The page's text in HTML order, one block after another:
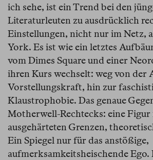
ich sehe, ist ein Trend bei den
Literaturleuten zu ausdrücklich
Einstellungen, nicht nur im Netz,
York. Es ist wie ein letztes
vom Dimes Square und einer
ihren Kurs wechselt: weg von der
Vorstellungskraft, hin zur
Klaustrophobie. Das genaue
Motherwell-Rechtecks: eine Figur
ausgehärteten Grenzen,
Ein Spiegel nur für das anstößige,
aufmerksamkeitsheischende